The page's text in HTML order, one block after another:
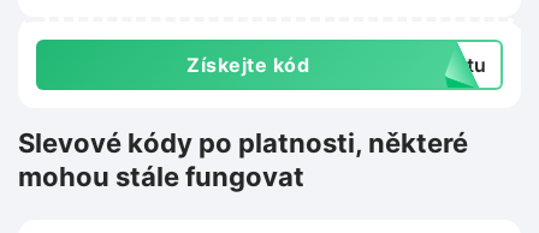
Získejte kód extu
Slevové kódy po platnosti, některé
mohou stále fungovat